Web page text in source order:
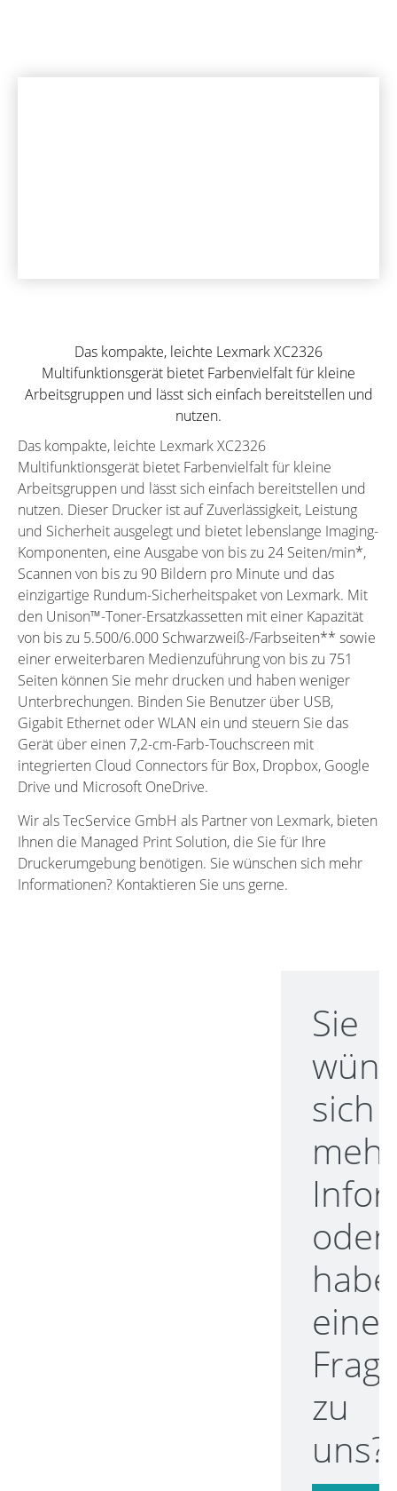
Das kompakte, leichte Lexmark XC2326
Multifunktionsgerät bietet Farbenvielfalt für kleine
Arbeitsgruppen und lässt sich einfach bereitstellen und
nutzen.
Das kompakte, leichte Lexmark XC2326
Multifunktionsgerät bietet Farbenvielfalt für kleine
Arbeitsgruppen und lässt sich einfach bereitstellen und
nutzen. Dieser Drucker ist auf Zuverlässigkeit, Leistung
und Sicherheit ausgelegt und bietet lebenslange Imaging-
Komponenten, eine Ausgabe von bis zu 24 Seiten/min*,
Scannen von bis zu 90 Bildern pro Minute und das
einzigartige Rundum-Sicherheitspaket von Lexmark. Mit
den Unison™-Toner-Ersatzkassetten mit einer Kapazität
von bis zu 5.500/6.000 Schwarzweiß-/Farbseiten** sowie
einer erweiterbaren Medienzuführung von bis zu 751
Seiten können Sie mehr drucken und haben weniger
Unterbrechungen. Binden Sie Benutzer über USB,
Gigabit Ethernet oder WLAN ein und steuern Sie das
Gerät über einen 7,2-cm-Farb-Touchscreen mit
integrierten Cloud Connectors für Box, Dropbox, Google
Drive und Microsoft OneDrive.
Wir als TecService GmbH als Partner von Lexmark, bieten
Ihnen die Managed Print Solution, die Sie für Ihre
Druckerumgebung benötigen. Sie wünschen sich mehr
Informationen? Kontaktieren Sie uns gerne.
Sie
sich
mehr
oder
eine
zu
uns?